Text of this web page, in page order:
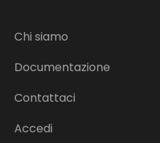
Chi siamo
Documentazione
Contattaci
Accedi